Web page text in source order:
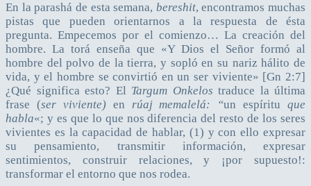
En la parashá de esta semana, bereshit, encontramos muchas
pistas que pueden orientarnos a la respuesta de ésta
pregunta. Empecemos por el comienzo… La creación del
hombre. La torá enseña que «Y Dios el Señor formó al
hombre del polvo de la tierra, y sopló en su nariz hálito de
vida, y el hombre se convirtió en un ser viviente» [Gn 2:7]
¿Qué significa esto? El Targum Onkelos traduce la última
frase (ser viviente) en rúaj memalelá: “un espíritu que
habla«; y es que lo que nos diferencia del resto de los seres
vivientes es la capacidad de hablar, (1) y con ello expresar
su pensamiento, transmitir información, expresar
sentimientos, construir relaciones, y ¡por supuesto!:
transformar el entorno que nos rodea.